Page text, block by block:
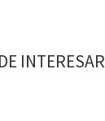
INTERESAR